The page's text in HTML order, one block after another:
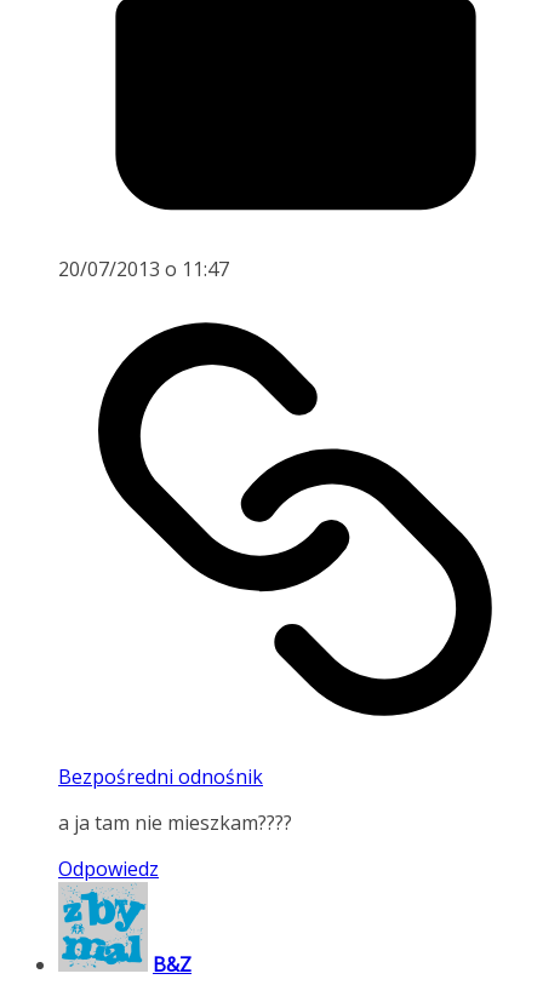
20/07/2013 o 11:47
Bezpośredni odnośnik
a ja tam nie mieszkam????
Odpowiedz
B&Z